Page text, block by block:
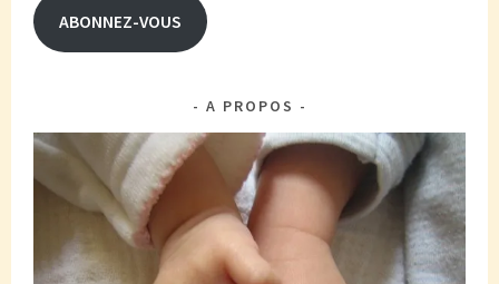
ABONNEZ-VOUS
A PROPOS